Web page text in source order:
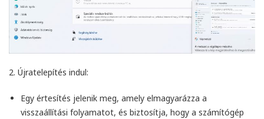
2. Újratelepítés indul:
Egy értesítés jelenik meg, amely elmagyarázza a
visszaállítási folyamatot, és biztosítja, hogy a számítógép